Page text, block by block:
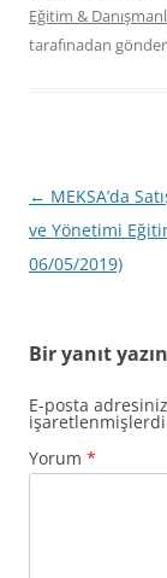
Eğitim &
tarafınadan
Yazı
dolaşımı
← MEKSA’da
ve Yönetimi
06/05/2019)
Bir yanıt yazın
E-posta
Yorum *